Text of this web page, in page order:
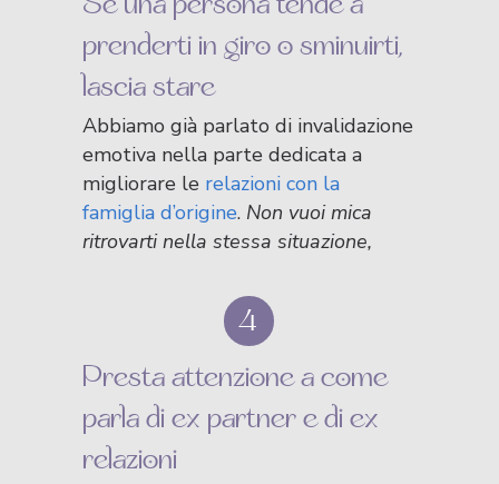
Se una persona tende a
prenderti in giro o sminuirti,
lascia stare
Abbiamo già parlato di invalidazione
emotiva nella parte dedicata a
migliorare le relazioni con la
famiglia d’origine. Non vuoi mica
ritrovarti nella stessa situazione,
Presta attenzione a come
parla di ex partner e di ex
relazioni
4